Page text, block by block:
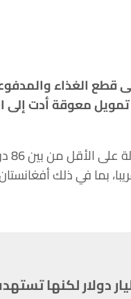
قطع الغذاء
معوقة أدت إلى
بما في ذلك